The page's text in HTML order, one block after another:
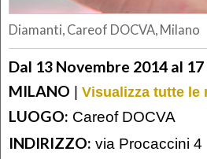
Diamanti, Careof DOCVA, Milano
Dal 13 Novembre 2014 al
MILANO | Visualizza tutte le
LUOGO: Careof DOCVA
INDIRIZZO: via Procaccini 4